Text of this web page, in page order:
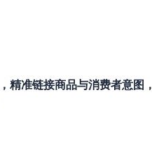
准链接商品与消费者意图，